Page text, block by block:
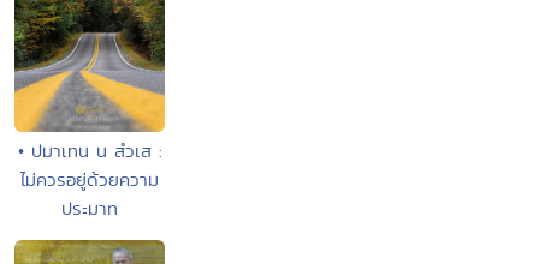
• ปมาเทน น สํวเส :
ไม่ควรอยู่ด้วยความ
ประมาท